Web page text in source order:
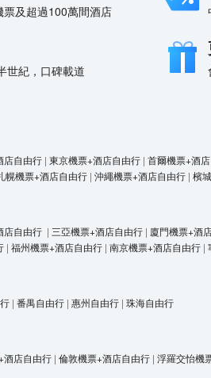
及超過100萬間酒店
世紀，口碑載道
店自由行 | 東京機票+酒店自由行 | 首爾機票+酒
幌機票+酒店自由行 | 沖繩機票+酒店自由行 | 檳
店自由行 | 三亞機票+酒店自由行 | 廈門機票+酒
| 福州機票+酒店自由行 | 南京機票+酒店自由行 |
| 番禺自由行 | 惠州自由行 | 珠海自由行
酒店自由行 | 倫敦機票+酒店自由行 | 浮羅交怡機